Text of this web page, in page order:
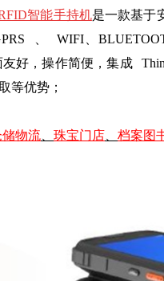
智能手持机是一款基
、 WIFI、
友好，操作简便，集成
等优势；
储物流 珠宝门店 档案图